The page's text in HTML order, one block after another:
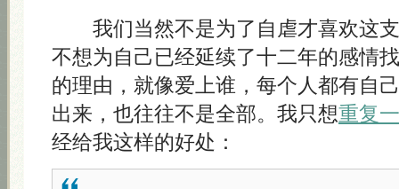
我们当然不是为了自虐才喜欢这支
不想为自己已经延续了十二年的感情
的理由，就像爱上谁，每个人都有自
出来，也往往不是全部。我只想重复
经给我这样的好处：